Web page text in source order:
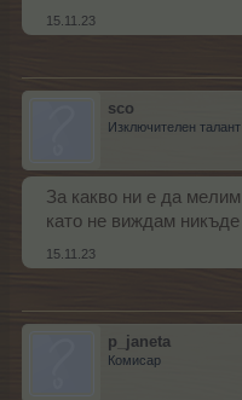
15.11.23
sco
Изключителен талант
За какво ни е да
като не виждам
15.11.23
p_janeta
Комисар